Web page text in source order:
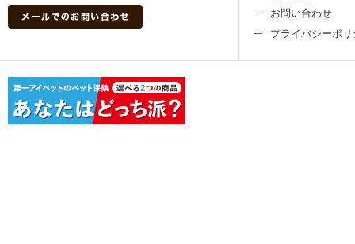
お問い合わせ
プライバシーポリ